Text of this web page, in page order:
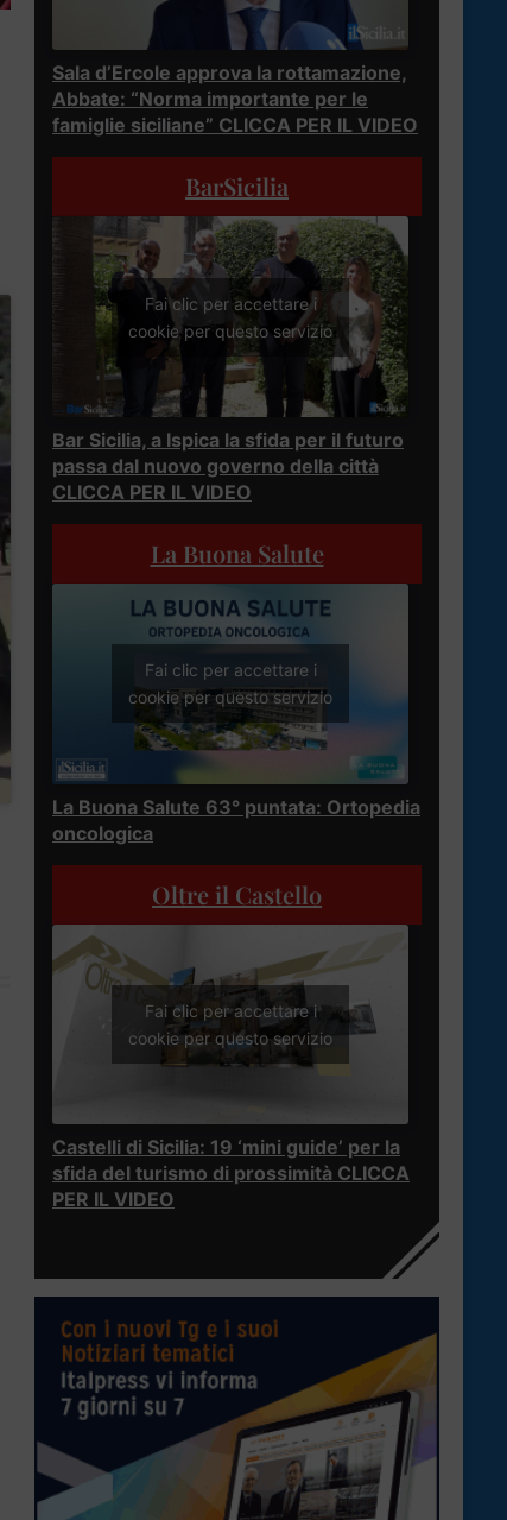
Sala d’Ercole approva la rottamazione,
Abbate: “Norma importante per le
famiglie siciliane” CLICCA PER IL VIDEO
BarSicilia
Fai clic per accettare i
cookie per questo servizio
Bar Sicilia, a Ispica la sfida per il futuro
passa dal nuovo governo della città
CLICCA PER IL VIDEO
La Buona Salute
Fai clic per accettare i
cookie per questo servizio
La Buona Salute 63° puntata: Ortopedia
oncologica
Oltre il Castello
Fai clic per accettare i
cookie per questo servizio
Castelli di Sicilia: 19 ‘mini guide’ per la
sfida del turismo di prossimità CLICCA
PER IL VIDEO